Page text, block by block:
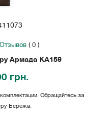
Отзывов ( 0 )
Армада KA159
грн.
Обращайтесь за
Бережа.